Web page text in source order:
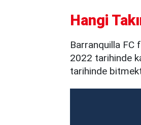
Hangi
Barranquilla FC
2022 tarihinde
tarihinde